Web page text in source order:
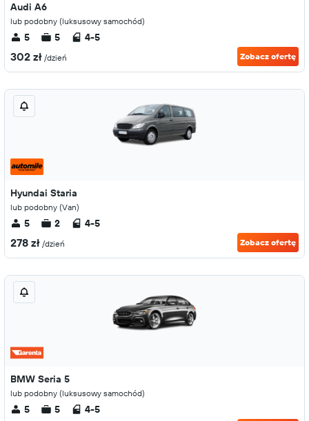
Audi A6
lub podobny (luksusowy samochód)
5 5 4-5
302 zł /dzień Zobacz ofertę
Hyundai Staria
lub podobny (Van)
5 2 4-5
278 zł /dzień Zobacz ofertę
BMW Seria 5
lub podobny (luksusowy samochód)
5 5 4-5